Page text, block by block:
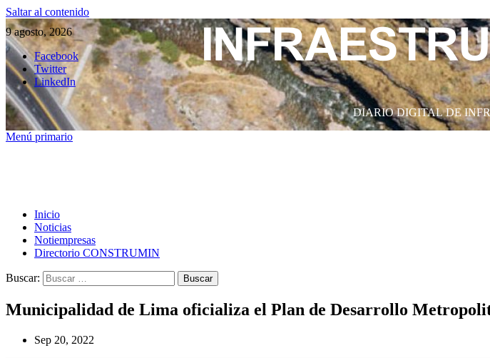
Saltar al contenido
9 agosto, 2026
Facebook
Twitter
LinkedIn
DIARIO DIGITAL DE
Menú primario
Inicio
Noticias
Notiempresas
Directorio CONSTRUMIN
Buscar:
Municipalidad de Lima oficializa el Plan de Desarrollo
Sep 20, 2022